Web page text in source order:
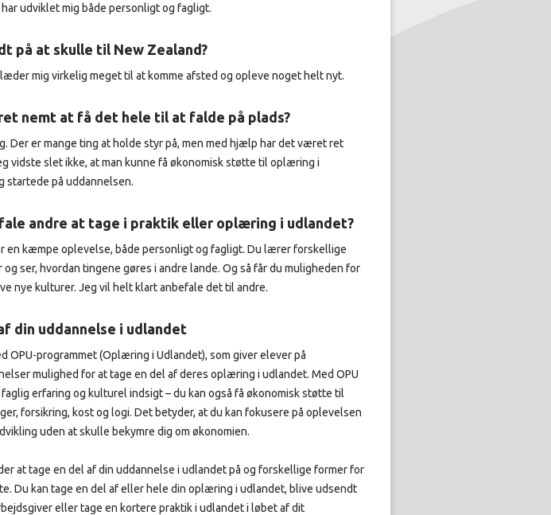
udviklet mig både personligt og fagligt.
på at skulle til New Zealand?
mig virkelig meget til at komme afsted og opleve noget helt nyt.
nemt at få det hele til at falde på plads?
Der er mange ting at holde styr på, men med hjælp har det været ret
vidste slet ikke, at man kunne få økonomisk støtte til oplæring i
startede på uddannelsen.
andre at tage i praktik eller oplæring i udlandet?
en kæmpe oplevelse, både personligt og fagligt. Du lærer forskellige
ser, hvordan tingene gøres i andre lande. Og så får du muligheden for
nye kulturer. Jeg vil helt klart anbefale det til andre.
din uddannelse i udlandet
OPU-programmet (Oplæring i Udlandet), som giver elever på
mulighed for at tage en del af deres oplæring i udlandet. Med OPU
erfaring og kulturel indsigt – du kan også få økonomisk støtte til
forsikring, kost og logi. Det betyder, at du kan fokusere på oplevelsen
uden at skulle bekymre dig om økonomien.
at tage en del af din uddannelse i udlandet på og forskellige former for
Du kan tage en del af eller hele din oplæring i udlandet, blive udsendt
eller tage en kortere praktik i udlandet i løbet af dit